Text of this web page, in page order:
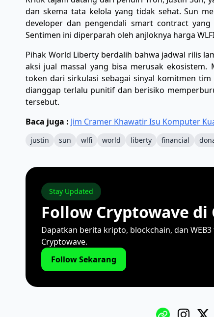
dan skema tata kelola yang tidak sehat. Sun
developer dan pengendali smart contract
Sentimen ini diperparah oleh anjloknya harga
​Pihak World Liberty berdalih bahwa jadwal rilis
aksi jual massal yang bisa merusak
token dari sirkulasi sebagai sinyal komitmen
dianggap terlalu punitif dan berisiko
tersebut.
Baca juga : Jim Cramer Khawatir Isu Komputer
justin sun wlfi world liberty financial
Stay Updated
Follow Cryptowave di
Dapatkan berita kripto, blockchain, dan
Cryptowave.
Follow Sekarang